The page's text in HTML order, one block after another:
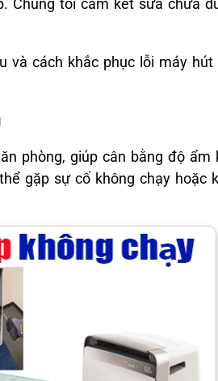
Chúng tôi cam kết sửa chữa
cách khắc phục lỗi máy hút
phòng, giúp cân bằng độ ẩm
gặp sự cố không chạy hoặc